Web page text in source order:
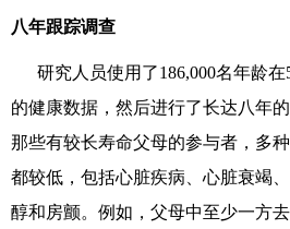
八年跟踪调查
研究人员使用 了186,000名年龄在
的健康数据，然后进行了长达八年
那些有较长寿命父母的参与者， 多种
都较低，包括心脏疾病 心脏衰竭
醇和房颤。例如， 父母中至少一方